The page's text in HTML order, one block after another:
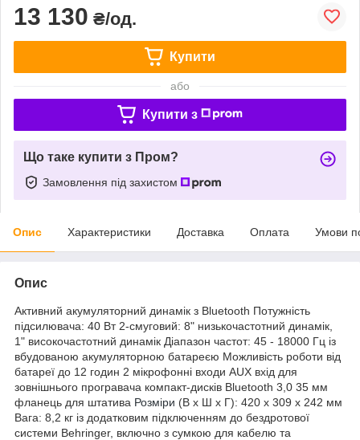
13 130 ₴/од.
Купити
або
Купити з
Що таке купити з Пром?
Замовлення під захистом
Опис Характеристики Доставка Оплата Умови
Опис
Активний акумуляторний динамік з Bluetooth Потужність
підсилювача: 40 Вт 2-смуговий: 8" низькочастотний динамік,
1" високочастотний динамік Діапазон частот: 45 - 18000 Гц із
вбудованою акумуляторною батареєю Можливість роботи від
батареї до 12 годин 2 мікрофонні входи AUX вхід для
зовнішнього програвача компакт-дисків Bluetooth 3,0 35 мм
фланець для штатива Розміри (В x Ш x Г): 420 x 309 x 242 мм
Вага: 8,2 кг із додатковим підключенням до бездротової
системи Behringer, включно з сумкою для кабелю та